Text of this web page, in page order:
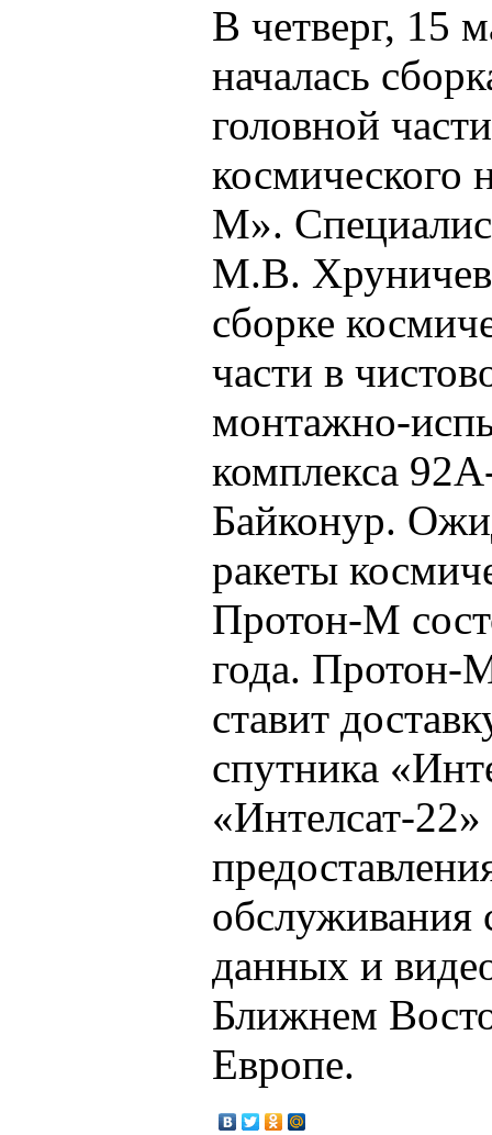
В четверг, 15
началась
головной
космического
М».
М.В.
сборке
части в
монтажно-
комплекса
Байконур.
ракеты
Протон-М
года. Протон-
ставит
спутника
«Интелсат-
обслуживания
данных и
Ближнем
Европе.